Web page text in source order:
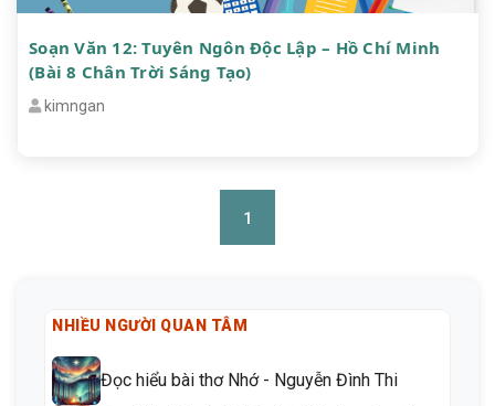
Soạn Văn 12: Tuyên Ngôn Độc Lập – Hồ Chí Minh
(Bài 8 Chân Trời Sáng Tạo)
kimngan
1
NHIỀU NGƯỜI QUAN TÂM
Đọc hiểu bài thơ Nhớ - Nguyễn Đình Thi